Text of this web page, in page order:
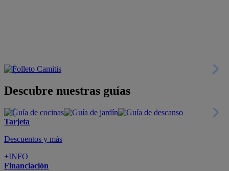
Descubre nuestras guías
Tarjeta
Descuentos y más
+INFO
Financiación